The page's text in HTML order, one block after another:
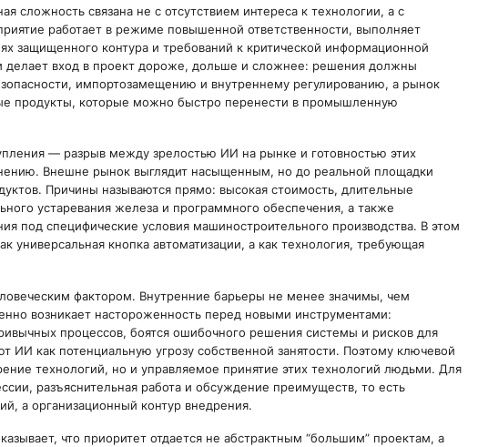
сложность связана не с отсутствием интереса к технологии, а с
работает в режиме повышенной ответственности, выполняет
защищенного контура и требований к критической информационной
делает вход в проект дороже, дольше и сложнее: решения должны
импортозамещению и внутреннему регулированию, а рынок
продукты, которые можно быстро перенести в промышленную
— разрыв между зрелостью ИИ на рынке и готовностью этих
Внешне рынок выглядит насыщенным, но до реальной площадки
Причины называются прямо: высокая стоимость, длительные
устаревания железа и программного обеспечения, а также
под специфические условия машиностроительного производства. В этом
универсальная кнопка автоматизации, а как технология, требующая
фактором. Внутренние барьеры не менее значимы, чем
возникает настороженность перед новыми инструментами:
процессов, боятся ошибочного решения системы и рисков для
ИИ как потенциальную угрозу собственной занятости. Поэтому ключевой
технологий, но и управляемое принятие этих технологий людьми. Для
разъяснительная работа и обсуждение преимуществ, то есть
а организационный контур внедрения.
что приоритет отдается не абстрактным “большим” проектам, а